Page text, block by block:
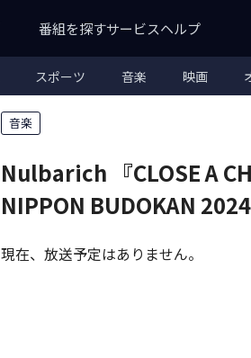
番組を探すサービスヘルプ
スポーツ 音楽 映画
音楽
Nulbarich 『CLOSE A
NIPPON BUDOKAN
現在、放送予定はありません。